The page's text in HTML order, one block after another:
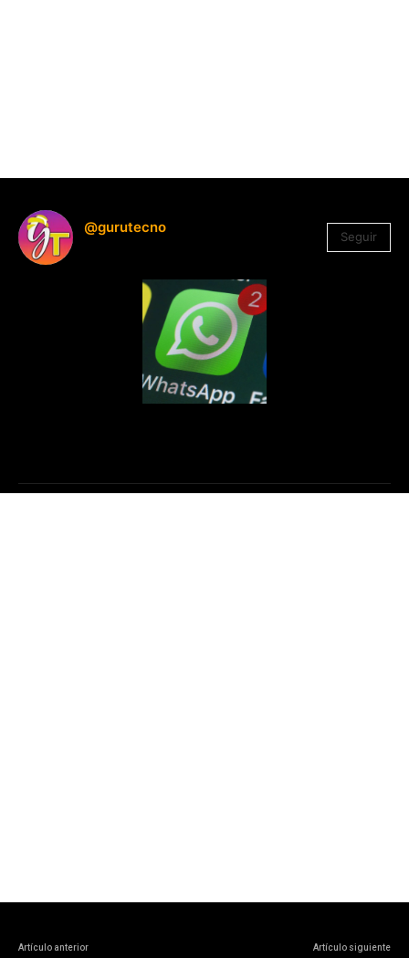
@gurutecno
Seguir
Artículo anterior Artículo siguiente